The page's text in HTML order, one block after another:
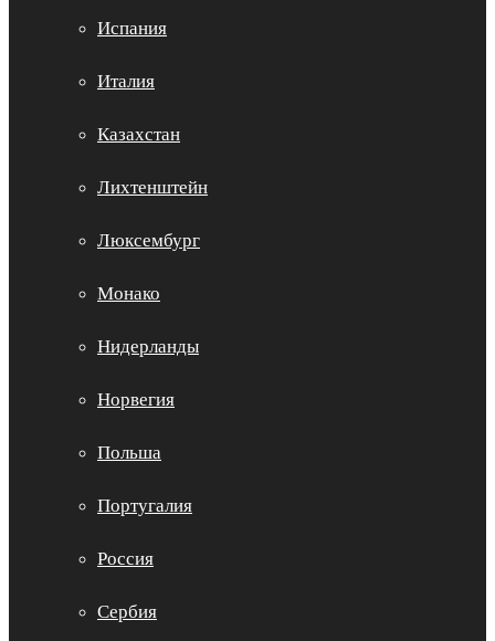
Испания
Италия
Казахстан
Лихтенштейн
Люксембург
Монако
Нидерланды
Норвегия
Польша
Португалия
Россия
Сербия